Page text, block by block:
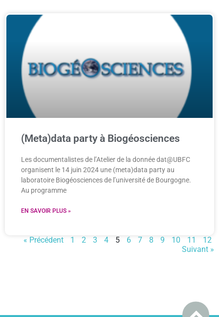
(Meta)data party à Biogéosciences
Les documentalistes de l’Atelier de la donnée dat@UBFC
organisent le 14 juin 2024 une (meta)data party au
laboratoire Biogéosciences de l’université de Bourgogne.
Au programme
EN SAVOIR PLUS »
« Précédent 1 2 3 4 5 6 7 8 9 10 11
12
Suivant »